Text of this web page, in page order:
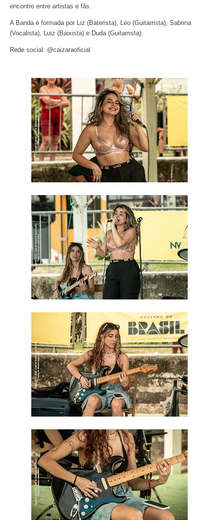
encontro entre artistas e fãs.
A Banda é formada por Liz (Baterista), Léo (Guitarrista), Sabrina
(Vocalista), Luiz (Baixista) e Duda (Guitarrista).
Rede social: @caizaraoficial